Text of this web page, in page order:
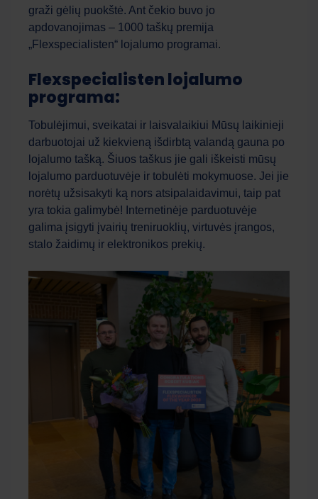
graži gėlių puokštė. Ant čekio buvo jo
apdovanojimas – 1000 taškų premija
„Flexspecialisten“ lojalumo programai.
Flexspecialisten lojalumo
programa:
Tobulėjimui, sveikatai ir laisvalaikiui Mūsų laikinieji
darbuotojai už kiekvieną išdirbtą valandą gauna po
lojalumo tašką. Šiuos taškus jie gali iškeisti mūsų
lojalumo parduotuvėje ir tobulėti mokymuose. Jei jie
norėtų užsisakyti ką nors atsipalaidavimui, taip pat
yra tokia galimybė! Internetinėje parduotuvėje
galima įsigyti įvairių treniruoklių, virtuvės įrangos,
stalo žaidimų ir elektronikos prekių.